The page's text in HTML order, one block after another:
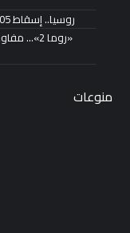
روسيا.. إسقاط 605 مسيّرات أوكرانية واستهداف سفينتي شحن
«روما
منوعات